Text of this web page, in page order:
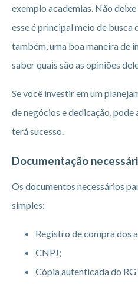
exemplo academias. Não
esse é principal meio de busca
também, uma boa maneira de
saber quais são as opiniões
Se você investir em um
de negócios e dedicação, pode
terá sucesso.
Documentação
Os documentos necessários
simples:
Registro de compra dos
CNPJ;
Cópia autenticada do RG